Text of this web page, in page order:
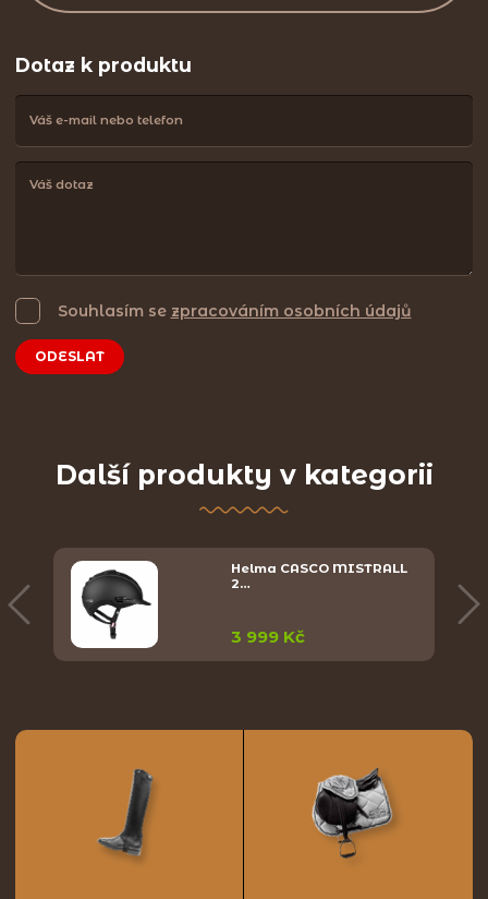
Dotaz k produktu
Souhlasím se zpracováním osobních údajů
ODESLAT
Další produkty v kategorii
Helma CASCO MISTRALL
2…
3 999 Kč